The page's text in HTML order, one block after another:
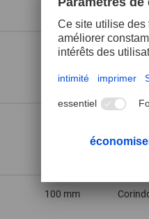
100 mm
100 mm